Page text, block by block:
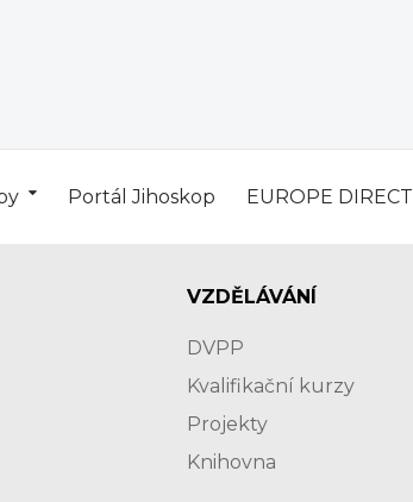
Portál Jihoskop EUROPE DIRECT
VZDĚLÁVÁNÍ
DVPP
Kvalifikační kurzy
Projekty
Knihovna